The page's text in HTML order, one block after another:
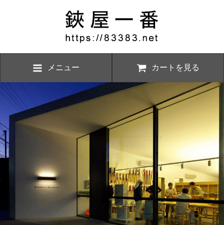
メニュー カートを見る